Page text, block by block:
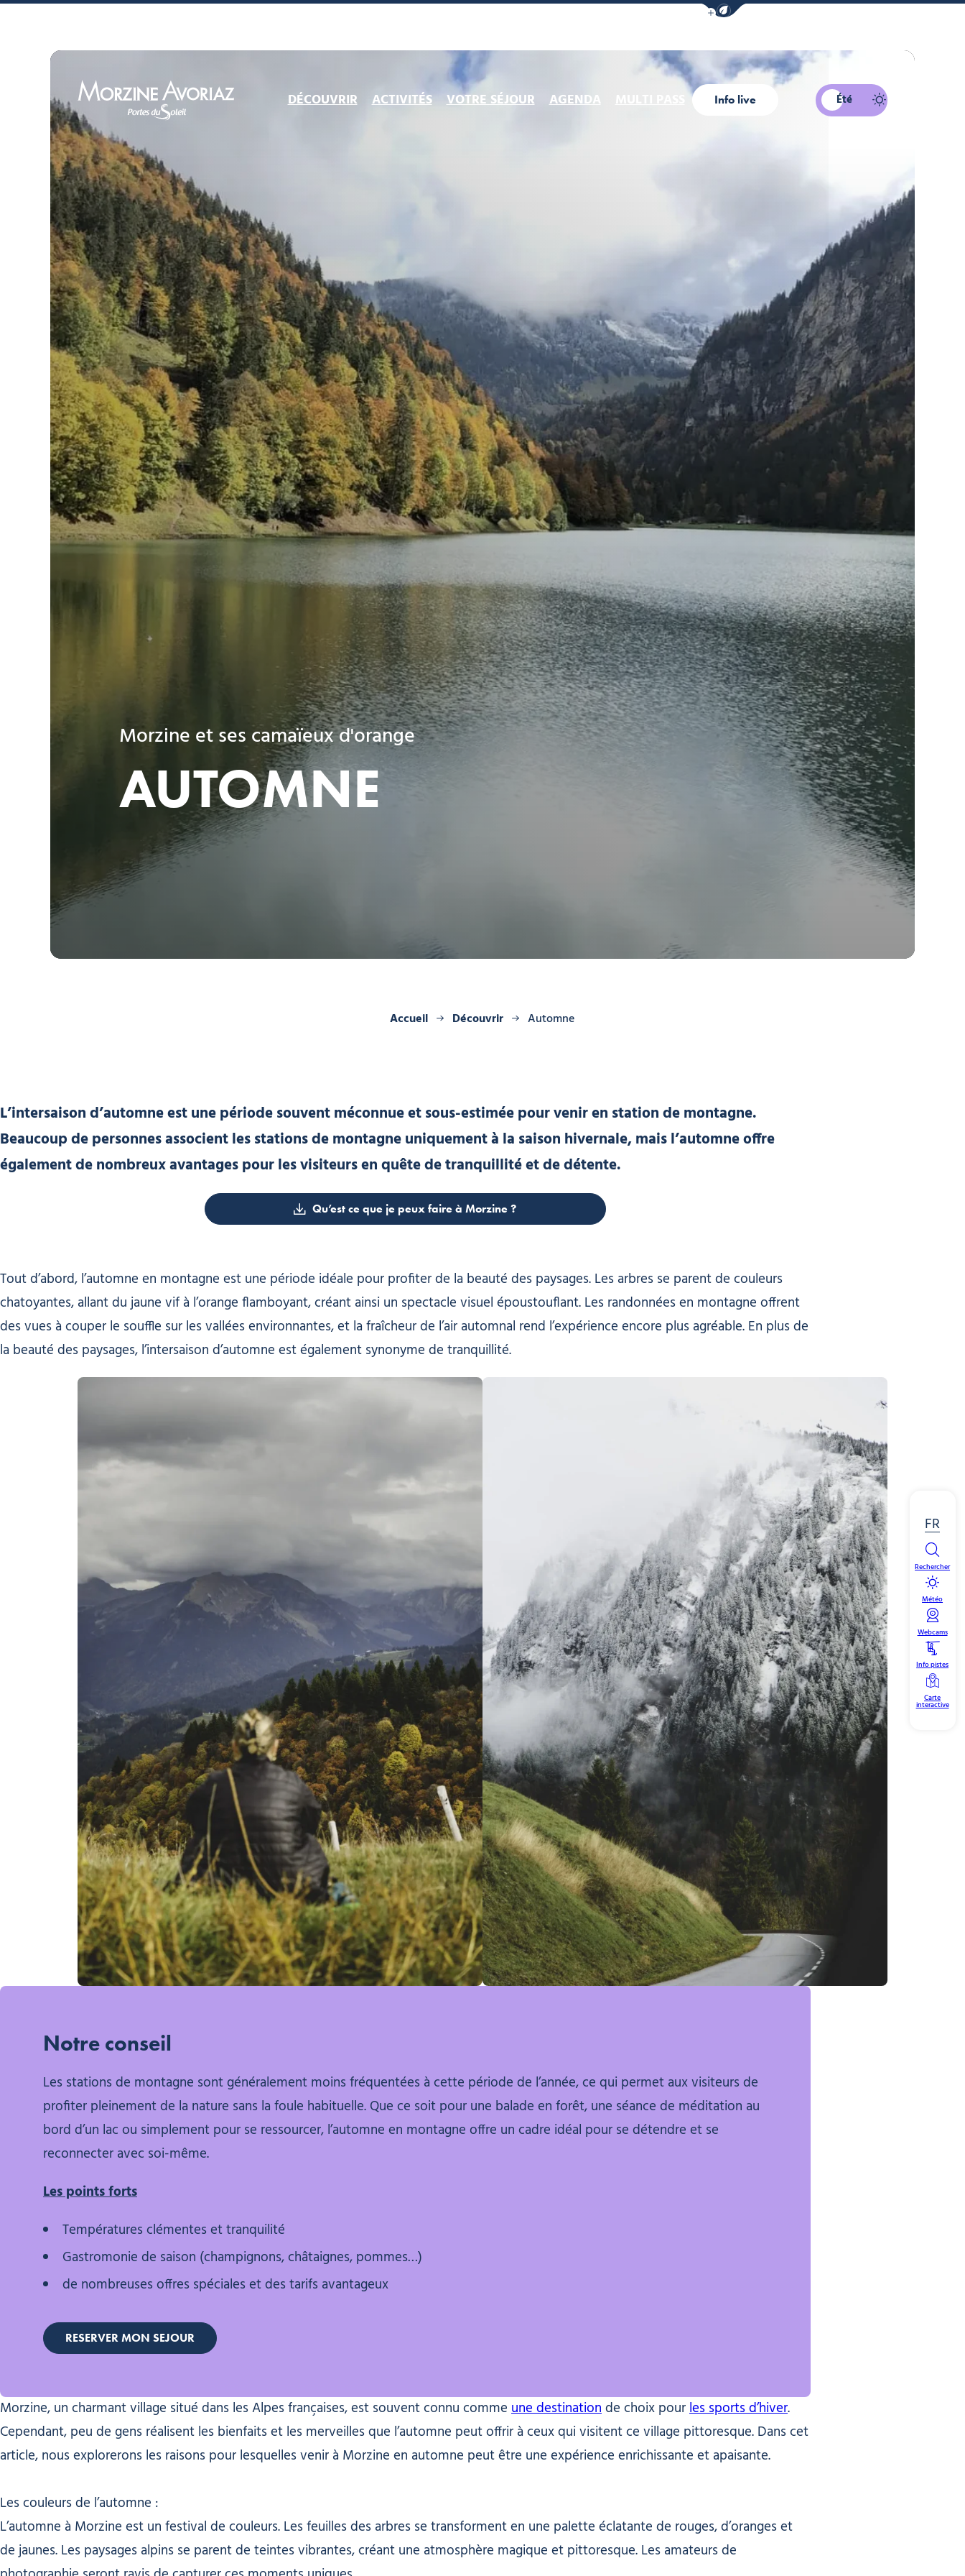
Afficher la barre de navigation du mode éco
Morzine Avoriaz
DÉCOUVRIR ACTIVITÉS VOTRE SÉJOUR AGENDA Info live Été
Morzine et ses camaïeux d'orange
AUTOMNE
Accueil Découvrir Automne
FR
Rechercher
Météo
Webcams
Info pistes
Carte
interactive
L’intersaison d’automne est une période souvent méconnue et sous-estimée pour venir en station de montagne.
Beaucoup de personnes associent les stations de montagne uniquement à la saison hivernale, mais l’automne offre
également de nombreux avantages pour les visiteurs en quête de tranquillité et de détente.
Qu’est ce que je peux faire à Morzine ?
Tout d’abord, l’automne en montagne est une période idéale pour profiter de la beauté des paysages. Les arbres se parent de couleurs
chatoyantes, allant du jaune vif à l’orange flamboyant, créant ainsi un spectacle visuel époustouflant. Les randonnées en montagne offrent
des vues à couper le souffle sur les vallées environnantes, et la fraîcheur de l’air automnal rend l’expérience encore plus agréable. En plus de
la beauté des paysages, l’intersaison d’automne est également synonyme de tranquillité.
Notre conseil
Les stations de montagne sont généralement moins fréquentées à cette période de l’année, ce qui permet aux visiteurs de
profiter pleinement de la nature sans la foule habituelle. Que ce soit pour une balade en forêt, une séance de méditation au
bord d’un lac ou simplement pour se ressourcer, l’automne en montagne offre un cadre idéal pour se détendre et se
reconnecter avec soi-même.
Les points forts
Températures clémentes et tranquilité
Gastromonie de saison (champignons, châtaignes, pommes…)
de nombreuses offres spéciales et des tarifs avantageux
RESERVER MON SEJOUR
Morzine, un charmant village situé dans les Alpes françaises, est souvent connu comme une destinationde choix pourles sports d’hiver.
Cependant, peu de gens réalisent les bienfaits et les merveilles que l’automne peut offrir à ceux qui visitent ce village pittoresque. Dans cet
article, nous explorerons les raisons pour lesquelles venir à Morzine en automne peut être une expérience enrichissante et apaisante.
Les couleurs de l’automne :
L’automne à Morzine est un festival de couleurs. Les feuilles des arbres se transforment en une palette éclatante de rouges, d’oranges et
de jaunes. Les paysages alpins se parent de teintes vibrantes, créant une atmosphère magique et pittoresque. Les amateurs de